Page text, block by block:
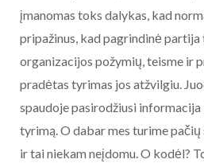
įmanomas toks dalykas, kad
pripažinus, kad pagrindinė
organizacijos požymių, teisme ir
pradėtas tyrimas jos atžvilgiu.
spaudoje pasirodžiusi
tyrimą. O dabar mes turime
ir tai niekam neįdomu. O kodėl?